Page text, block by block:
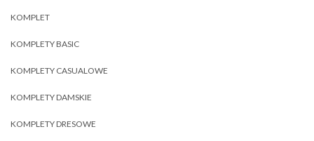
KOMPLET
KOMPLETY BASIC
KOMPLETY CASUALOWE
KOMPLETY DAMSKIE
KOMPLETY DRESOWE